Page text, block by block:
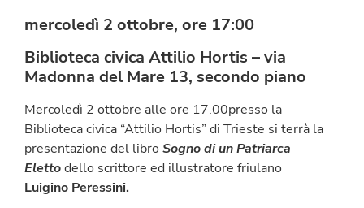
mercoledì 2 ottobre, ore 17:00
Biblioteca civica Attilio Hortis – via
Madonna del Mare 13, secondo piano
Mercoledì 2 ottobre alle ore 17.00presso la
Biblioteca civica “Attilio Hortis” di Trieste si terrà la
presentazione del libro Sogno di un Patriarca
Elettodello scrittore ed illustratore friulano
Luigino Peressini.